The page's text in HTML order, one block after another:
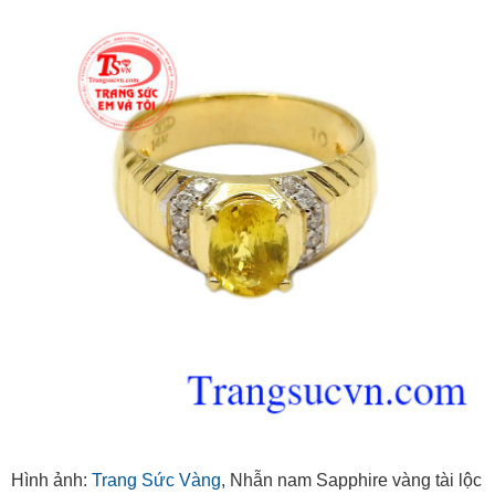
Hình ảnh: Trang Sức Vàng, Nhẫn nam Sapphire vàng tài lộc